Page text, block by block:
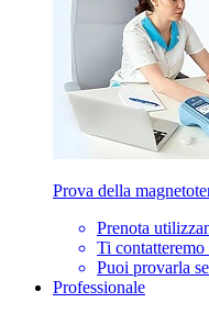
Prova della
Prenota
Ti contatteremo
Puoi provarla
Professionale